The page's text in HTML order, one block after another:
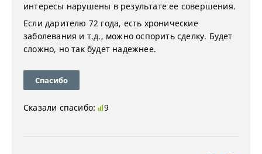
интересы нарушены в результате ее совершения.
Если дарителю 72 года, есть хронические
заболевания и т.д., можно оспорить сделку. Будет
сложно, но так будет надежнее.
Спасибо
Сказали спасибо: 9